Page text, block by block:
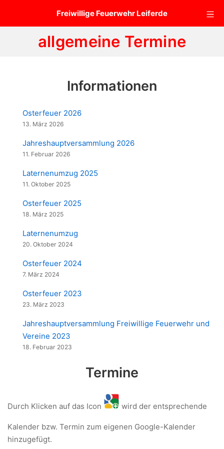
Freiwillige Feuerwehr Leiferde
allgemeine Termine
Informationen
Osterfeuer 2026
13. März 2026
Jahreshauptversammlung 2026
11. Februar 2026
Laternenumzug 2025
11. Oktober 2025
Osterfeuer 2025
18. März 2025
Laternenumzug
20. Oktober 2024
Osterfeuer 2024
7. März 2024
Osterfeuer 2023
23. März 2023
Jahreshauptversammlung Freiwillige Feuerwehr und
Vereine 2023
18. Februar 2023
Termine
Durch Klicken auf das Icon wird der entsprechende
Kalender bzw. Termin zum eigenen Google-Kalender
hinzugefügt.